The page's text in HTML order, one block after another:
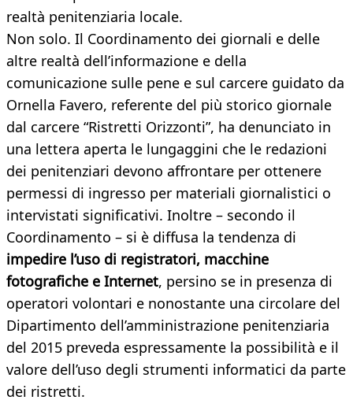
realtà penitenziaria locale.
Non solo. Il Coordinamento dei giornali e delle
altre realtà dell’informazione e della
comunicazione sulle pene e sul carcere guidato da
Ornella Favero, referente del più storico giornale
dal carcere “Ristretti Orizzonti”, ha denunciato in
una lettera aperta le lungaggini che le redazioni
dei penitenziari devono affrontare per ottenere
permessi di ingresso per materiali giornalistici o
intervistati significativi. Inoltre – secondo il
Coordinamento – si è diffusa la tendenza di
impedire l’uso di registratori, macchine
fotografiche e Internet, persino se in presenza di
operatori volontari e nonostante una circolare del
Dipartimento dell’amministrazione penitenziaria
del 2015 preveda espressamente la possibilità e il
valore dell’uso degli strumenti informatici da parte
dei ristretti.